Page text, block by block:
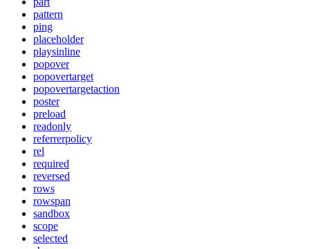
pattern
ping
placeholder
playsinline
popover
popovertarget
popovertargetaction
poster
preload
readonly
referrerpolicy
rel
required
reversed
rows
rowspan
sandbox
scope
selected